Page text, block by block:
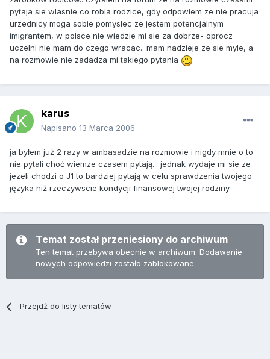
pytaja sie wlasnie co robia rodzice, gdy odpowiem ze nie pracuja
urzednicy moga sobie pomyslec ze jestem potencjalnym
imigrantem, w polsce nie wiedzie mi sie za dobrze- oprocz
uczelni nie mam do czego wracac.. mam nadzieje ze sie myle, a
na rozmowie nie zadadza mi takiego pytania
karus
Napisano 13 Marca 2006
ja byłem już 2 razy w ambasadzie na rozmowie i nigdy mnie o to
nie pytali choć wiemze czasem pytają... jednak wydaje mi sie ze
jezeli chodzi o J1 to bardziej pytają w celu sprawdzenia twojego
języka niż rzeczywscie kondycji finansowej twojej rodziny
Temat został przeniesiony do archiwum
Ten temat przebywa obecnie w archiwum. Dodawanie
nowych odpowiedzi zostało zablokowane.
Przejdź do listy tematów